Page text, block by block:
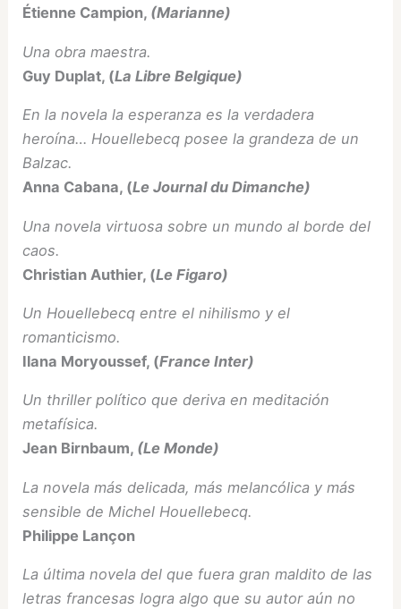
Étienne Campion, (Marianne)
Una obra maestra.
Guy Duplat, (La Libre Belgique)
En la novela la esperanza es la verdadera
heroína… Houellebecq posee la grandeza de un
Balzac.
Anna Cabana, (Le Journal du Dimanche)
Una novela virtuosa sobre un mundo al borde del
caos.
Christian Authier, (Le Figaro)
Un Houellebecq entre el nihilismo y el
romanticismo.
Ilana Moryoussef, (France Inter)
Un thriller político que deriva en meditación
metafísica.
Jean Birnbaum, (Le Monde)
La novela más delicada, más melancólica y más
sensible de Michel Houellebecq.
Philippe Lançon
La última novela del que fuera gran maldito de las
letras francesas logra algo que su autor aún no